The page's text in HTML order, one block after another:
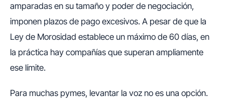
amparadas en su tamaño y poder de negociación,
imponen plazos de pago excesivos. A pesar de que la
Ley de Morosidad establece un máximo de 60 días, en
la práctica hay compañías que superan ampliamente
ese límite.
Para muchas pymes, levantar la voz no es una opción.